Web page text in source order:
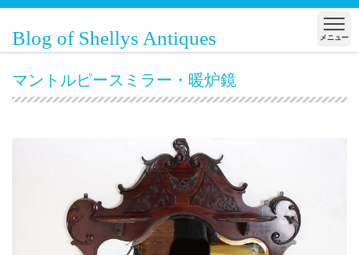
Blog of Shellys Antiques メニュー
マントルピースミラー・暖炉鏡